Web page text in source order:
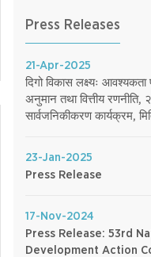
Press Releases
21-Apr-2025
दिगो विकास लक्ष्यः आवश्यकता
अनुमान तथा वित्तीय रणनीति,
सार्वजनिकीकरण कार्यक्रम,
23-Jan-2025
Press Release
17-Nov-2024
Press Release: 53rd
Development Action